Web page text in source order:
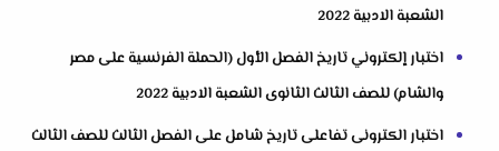
الشعبة الادبية 2022
اختبار إلكتروني تاريخ الفصل الأول (الحملة الفرنسية على مصر
والشام) للصف الثالث الثانوى الشعبة الادبية 2022
اختبار الكترونى تفاعلى تاريخ شامل على الفصل الثالث للصف الثالث